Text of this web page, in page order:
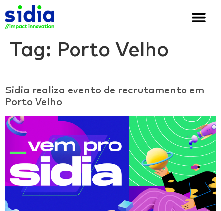
Tag: Porto Velho
Sidia realiza evento de recrutamento em
Porto Velho